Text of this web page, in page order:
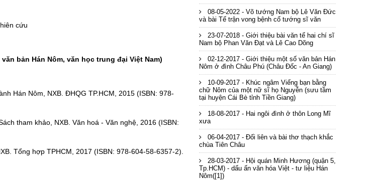
cứu
bản Hán Nôm, văn học trung đại Việt Nam)
Hán Nôm, NXB. ĐHQG TP.HCM, 2015 (ISBN: 978-
tham khảo, NXB. Văn hoá - Văn nghệ, 2016 (ISBN:
Tổng hợp TPHCM, 2017 (ISBN: 978-604-58-6357-2).
08-05-2022 - Võ tướng Nam bộ Lê Văn Đức
và bài Tế trận vong bệnh cố tướng sĩ văn
23-07-2018 - Giới thiệu bài văn tế hai chí sĩ
Nam bộ Phan Văn Đạt và Lê Cao Dõng
02-12-2017 - Giới thiệu một số văn bản Hán
Nôm ở đình Châu Phú (Châu Đốc - An Giang)
10-09-2017 - Khúc ngâm Viếng bạn bằng
chữ Nôm của một nữ sĩ họ Nguyễn (sưu tầm
tại huyện Cái Bè tỉnh Tiền Giang)
18-08-2017 - Hai ngôi đình ở thôn Long Mĩ
xưa
06-04-2017 - Đối liên và bài thơ thạch khắc
chùa Tiên Châu
28-03-2017 - Hội quán Minh Hương (quận 5,
Tp.HCM) - dấu ấn văn hóa Việt - tư liệu Hán
Nôm([1])